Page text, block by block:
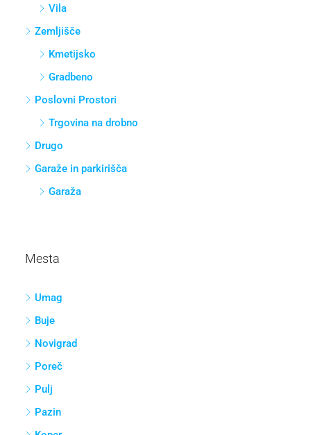
Vila
Zemljišče
Kmetijsko
Gradbeno
Poslovni Prostori
Trgovina na drobno
Drugo
Garaže in parkirišča
Garaža
Mesta
Umag
Buje
Novigrad
Poreč
Pulj
Pazin